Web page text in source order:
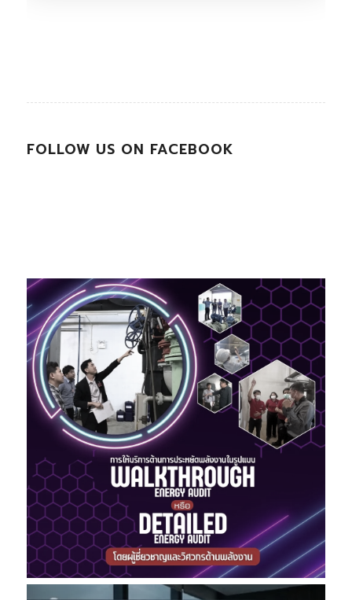
FOLLOW US ON FACEBOOK